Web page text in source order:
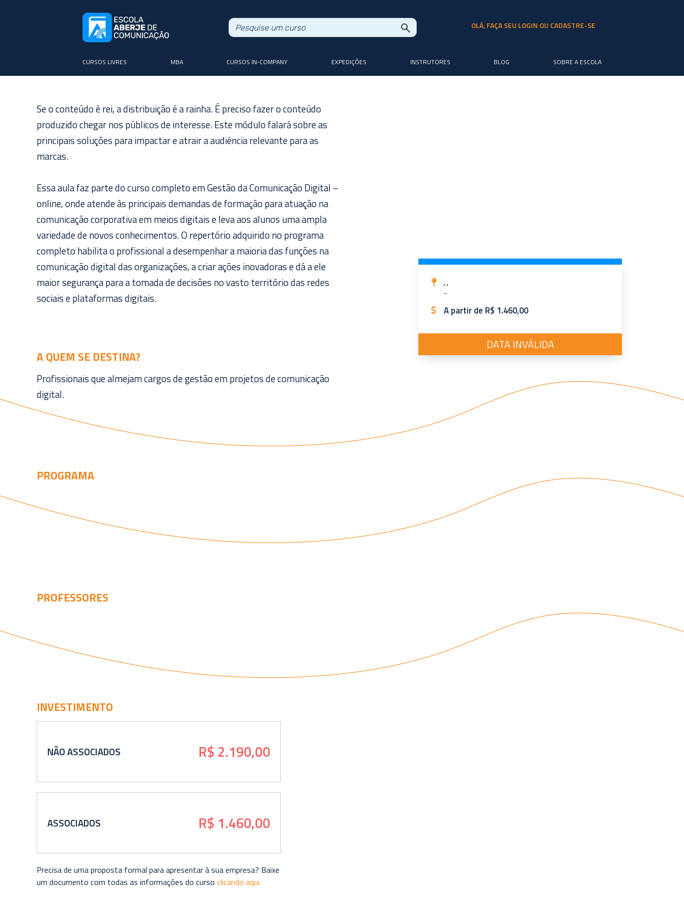
OLÁ, FAÇA SEU LOGIN OU CADASTRE-SE
CURSOS LIVRES MBA CURSOS IN-COMPANY EXPEDIÇÕES INSTRUTORES BLOG SOBRE A ESCOLA
, ,
-
A partir de R$ 1.460,00
DATA INVÁLIDA
Se o conteúdo é rei, a distribuição é a rainha. É preciso fazer o conteúdo
produzido chegar nos públicos de interesse. Este módulo falará sobre as
principais soluções para impactar e atrair a audiência relevante para as
marcas.
Essa aula faz parte do curso completo em Gestão da Comunicação Digital –
online, onde atende às principais demandas de formação para atuação na
comunicação corporativa em meios digitais e leva aos alunos uma ampla
variedade de novos conhecimentos. O repertório adquirido no programa
completo habilita o profissional a desempenhar a maioria das funções na
comunicação digital das organizações, a criar ações inovadoras e dá a ele
maior segurança para a tomada de decisões no vasto território das redes
sociais e plataformas digitais.
A QUEM SE DESTINA?
Profissionais que almejam cargos de gestão em projetos de comunicação
digital.
PROGRAMA
PROFESSORES
INVESTIMENTO
ASSOCIADOS R$ 1.460,00
NÃO ASSOCIADOS R$ 2.190,00
Precisa de uma proposta formal para apresentar à sua empresa? Baixe
um documento com todas as informações do curso clicando aqui.